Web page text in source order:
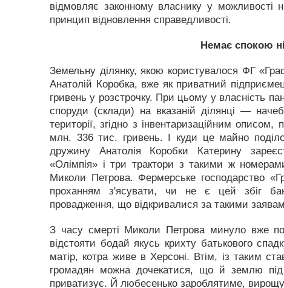
відмовляє законному власнику у можливості
принцип відновлення справедливості.
Немає спокою
Земельну ділянку, якою користувалося ФГ
Анатолій Коробка, вже як приватний
гривень у розстрочку. При цьому у власність
споруди (склади) на вказаній ділянці —
території, згідно з інвентаризаційним
млн. 336 тис. гривень. І куди це майно
дружину Анатолія Коробки Катерину
«Олімпія» і три трактори з такими ж
Миколи Петрова. Фермерське господарство
проханням з'ясувати, чи не є цей збіг
провадження, що відкривалися за такими
З часу смерті Миколи Петрова минуло вже
відстояти бодай якусь крихту батькового
матір, котра живе в Херсоні. Втім, із таким
громадян можна дочекатися, що й землю
приватизує. Й любесенько зароблятиме,